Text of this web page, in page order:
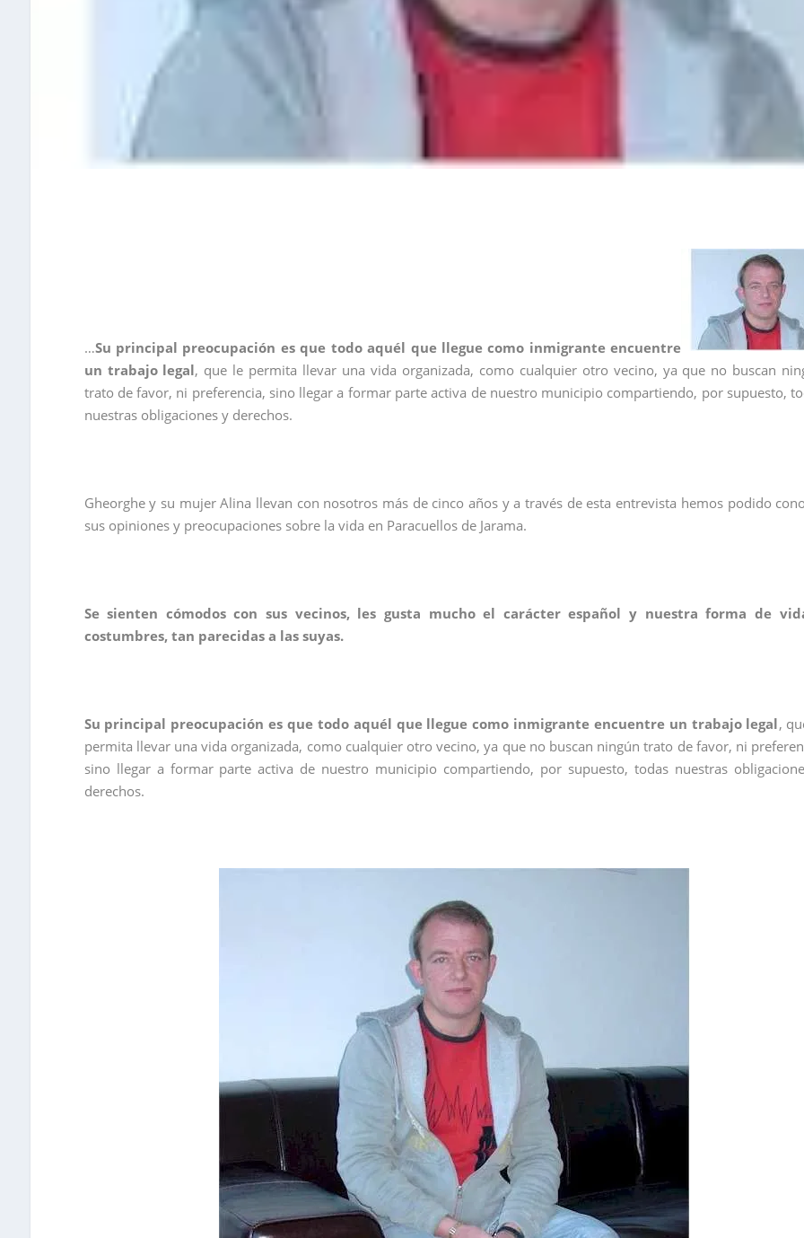
…Su principal preocupación es que todo aquél que llegue como inmigrante encuentre
un trabajo legal, que le permita llevar una vida organizada, como cualquier otro vecino, ya que no buscan
trato de favor, ni preferencia, sino llegar a formar parte activa de nuestro municipio compartiendo, por supuesto,
nuestras obligaciones y derechos.
Gheorghe y su mujer Alina llevan con nosotros más de cinco años y a través de esta entrevista hemos podido
sus opiniones y preocupaciones sobre la vida en Paracuellos de Jarama.
Se sienten cómodos con sus vecinos, les gusta mucho el carácter español y nuestra forma de
costumbres, tan parecidas a las suyas.
Su principal preocupación es que todo aquél que llegue como inmigrante encuentre un trabajo legal,
permita llevar una vida organizada, como cualquier otro vecino, ya que no buscan ningún trato de favor, ni
sino llegar a formar parte activa de nuestro municipio compartiendo, por supuesto, todas nuestras
derechos.